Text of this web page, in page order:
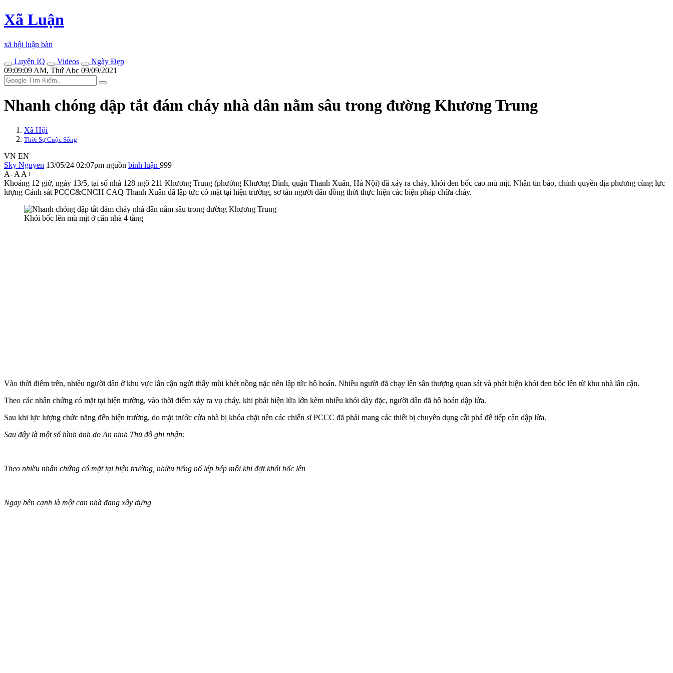
Xã Luận
xã hội luận bàn
Luyện IQ
Videos
Ngày Đẹp
09:09:09 AM, Thứ Abc 09/09/2021
Nhanh chóng dập tắt đám cháy nhà dân nằm sâu trong đường Khương Trung
Xã Hội
Thời Sự Cuộc Sống
VN EN
Sky Nguyen 13/05/24 02:07pm nguồn bình luận 999
A- A A+
Khoảng 12 giờ, ngày 13/5, tại số nhà 128 ngõ 211 Khương Trung (phường Khương Đình, quận Thanh Xuân, Hà Nội) đã xảy ra cháy, khói đen bốc cao mù mịt. Nhận tin báo, chính quyền địa phương cùng lực
lượng Cảnh sát PCCC&CNCH CAQ Thanh Xuân đã lập tức có mặt tại hiện trường, sơ tán người dân đồng thời thực hiện các biện pháp chữa cháy.
Khói bốc lên mù mịt ở căn nhà 4 tầng
Vào thời điểm trên, nhiều người dân ở khu vực lân cận ngửi thấy mùi khét nồng nặc nên lập tức hô hoán. Nhiều người đã chạy lên sân thượng quan sát và phát hiện khói đen bốc lên từ khu nhà lân cận.
Theo các nhân chứng có mặt tại hiện trường, vào thời điểm xảy ra vụ cháy, khi phát hiện lửa lớn kèm nhiều khói dày đặc, người dân đã hô hoán dập lửa.
Sau khi lực lượng chức năng đến hiện trường, do mặt trước cửa nhà bị khóa chặt nên các chiến sĩ PCCC đã phải mang các thiết bị chuyên dụng cắt phá để tiếp cận dập lửa.
Sau đây là một số hình ảnh do An ninh Thủ đô ghi nhận:
Theo nhiều nhân chứng có mặt tại hiện trường, nhiều tiếng nổ lép bép mỗi khi đợt khói bốc lên
Ngay bên cạnh là một can nhà đang xây dựng